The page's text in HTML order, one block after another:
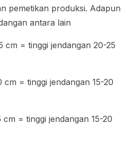
pemetikan produksi. Adapun
antara lain
cm = tinggi jendangan 20-25
cm = tinggi jendangan 15-20
= tinggi jendangan 15-20